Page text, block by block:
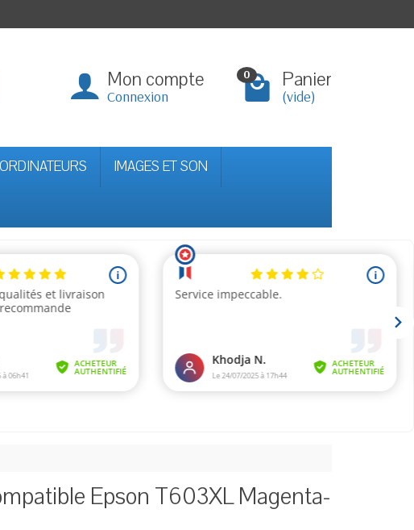
Mon compte
Connexion
0 Panier
(vide)
ORDINATEURS IMAGES ET SON
Epson T603XL Magenta-